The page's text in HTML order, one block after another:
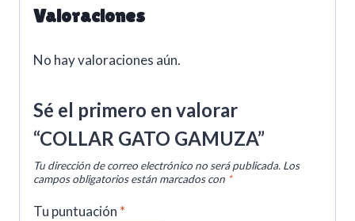
Valoraciones
No hay valoraciones aún.
Sé el primero en valorar
“COLLAR GATO GAMUZA”
Tu dirección de correo electrónico no será publicada. Los
campos obligatorios están marcados con *
Tu puntuación *